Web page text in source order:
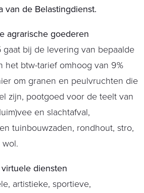
van de Belastingdienst.
agrarische goederen
gaat bij de levering van bepaalde
het btw-tarief omhoog van 9%
om granen en peulvruchten die
zijn, pootgoed voor de teelt van
en slachtafval,
tuinbouwzaden, rondhout, stro,
diensten
artistieke, sportieve,